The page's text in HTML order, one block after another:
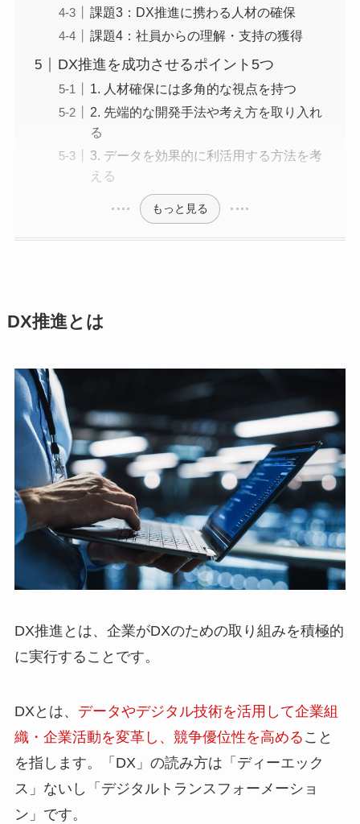
課題3：DX推進に携わる人材の確保
課題4：社員からの理解・支持の獲得
DX推進を成功させるポイント5つ
1. 人材確保には多角的な視点を持つ
2. 先端的な開発手法や考え方を取り入れ
る
3. データを効果的に利活用する方法を考
える
もっと見る
DX推進とは
DX推進とは、企業がDXのための取り組みを積極的
に実行することです。
DXとは、 データやデジタル技術を活用して企業組
織・企業活動を変革し、競争優位性を高める こと
を指します。「DX」の読み方は「ディーエック
ス」ないし「デジタルトランスフォーメーショ
ン」です。